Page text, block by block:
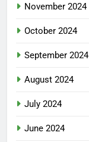
November 2024
October 2024
September 2024
August 2024
July 2024
June 2024